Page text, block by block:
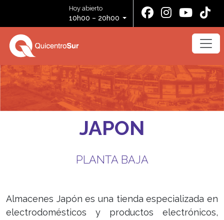
Hoy abierto
10h00 – 20h00
JAPON
PLANTA BAJA
Almacenes Japón es una tienda especializada en
electrodomésticos y productos electrónicos,